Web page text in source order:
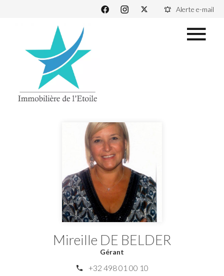
Alerte e-mail
Mireille DE BELDER
Gérant
+32 498 01 00 10